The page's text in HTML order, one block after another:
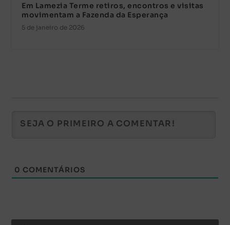
Em Lamezia Terme retiros, encontros e visitas
movimentam a Fazenda da Esperança
5 de janeiro de 2026
0 COMENTÁRIOS